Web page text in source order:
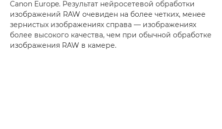
Canon Europe. Результат нейросетевой обработки
изображений RAW очевиден на более четких, менее
зернистых изображениях справа — изображениях
более высокого качества, чем при обычной обработке
изображения RAW в камере.